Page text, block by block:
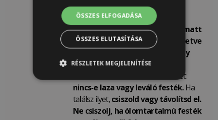
segítségéveltávolítsd el a
maradványokat.
Régi,már málló, pergő festés,
matt
vagy selyemfényű felülettel, illetve
nem rozsdásodó fém, üveg vagy
tompa műanyag esetén:
Tisztítás után ellenőrizd a felületet:
nincs-e laza vagy leváló festék.Ha
találsz ilyet,csiszold vagy távolítsd el.
Ne csiszolj, ha ólomtartalmú festék
ÖSSZES ELFOGADÁSA
ÖSSZES ELUTASÍTÁSA
RÉSZLETEK MEGJELENÍTÉSE